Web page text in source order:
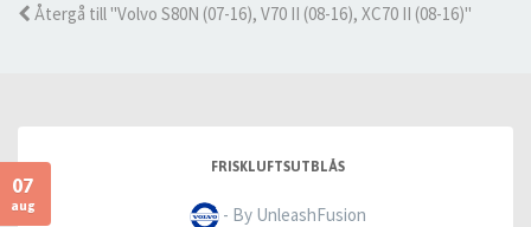
Återgå till "Volvo S80N (07-16), V70 II (08-16), XC70 II (08-16)"
07
aug
FRISKLUFTSUTBLÅS
- By UnleashFusion